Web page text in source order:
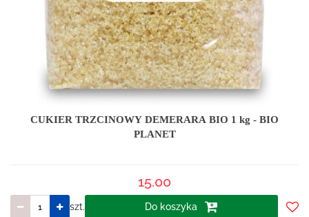
CUKIER TRZCINOWY DEMERARA BIO 1 kg - BIO
PLANET
15.00
szt. Do koszyka